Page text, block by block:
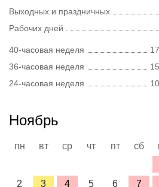
Выходных и праздничных
Рабочих дней
40-часовая неделя
36-часовая неделя
24-часовая неделя
Ноябрь
пн вт ср чт пт сб
2
3 4 5 6 7